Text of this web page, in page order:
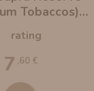
Tobaccos)
7 ,60 €